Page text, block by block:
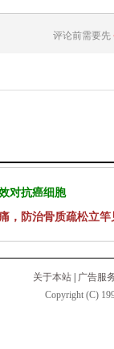
评论前需要先
对抗癌细胞
，防治骨质疏松立竿
关于本站
广告服
Copyright (C)